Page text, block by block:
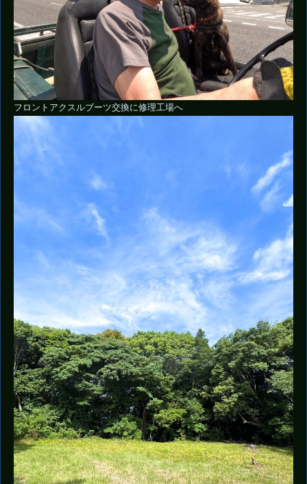
フロントアクスルブーツ交換に修理工場へ